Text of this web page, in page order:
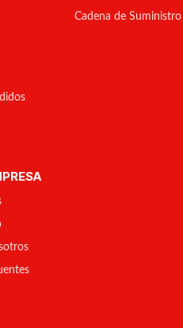
Cadena de Suministro